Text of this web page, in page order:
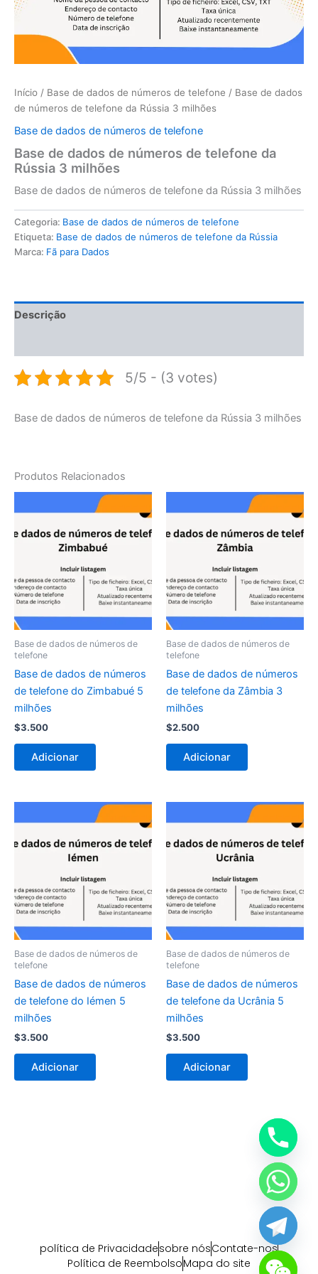
Início / Base de dados de números de telefone / Base de dados
de números de telefone da Rússia 3 milhões
Base de dados de números de telefone
Base de dados de números de telefone da
Rússia 3 milhões
Base de dados de números de telefone da Rússia 3 milhões
Categoria: Base de dados de números de telefone
Etiqueta: Base de dados de números de telefone da Rússia
Marca: Fã para Dados
Descrição
5/5 - (3 votes)
Base de dados de números de telefone da Rússia 3 milhões
Produtos Relacionados
Base de dados de números de
telefone
Base de dados de números
de telefone do Zimbabué 5
milhões
$3.500
Adicionar
Base de dados de números de
telefone
Base de dados de números
de telefone da Zâmbia 3
milhões
$2.500
Adicionar
Base de dados de números de
telefone
Base de dados de números
de telefone do Iémen 5
milhões
$3.500
Adicionar
Base de dados de números de
telefone
Base de dados de números
de telefone da Ucrânia 5
milhões
$3.500
Adicionar
política de Privacidadesobre nósContate-nos
Política de ReembolsoMapa do site